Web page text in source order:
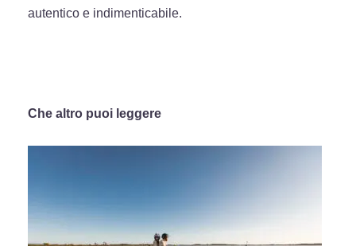
autentico e indimenticabile.
Che altro puoi leggere